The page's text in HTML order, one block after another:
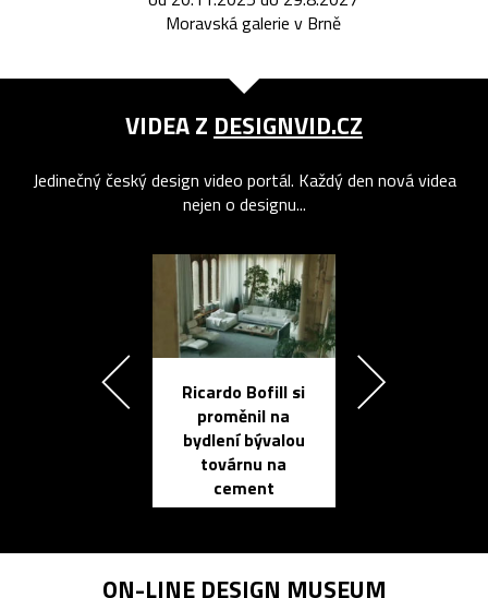
Moravská galerie v Brně
VIDEA Z DESIGNVID.CZ
Jedinečný český design video portál. Každý den nová videa
nejen o designu...
Ricardo Bofill si
proměnil na
bydlení bývalou
továrnu na
cement
ON-LINE DESIGN MUSEUM